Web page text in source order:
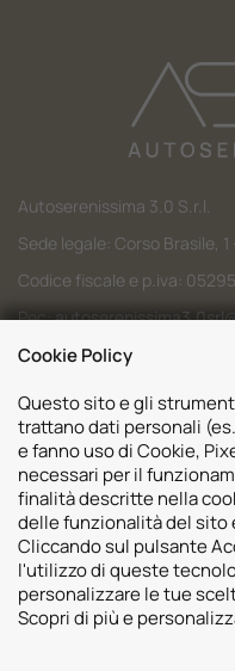
Autoserenissima 3.0 S.r.l.
Sede legale: Corso Brasile, 1
Codice fiscale e p.iva:
Pec:
Codice SDI: M5UXCR1
Sedi
Volvo Padova
Volvo Venezia
Usato Padova
Mazda Padova
Risorse
Valuta il tuo Usato
Contatti
Promozioni
Cookie Policy
Questo sito e gli
trattano dati personali
e fanno uso di Cookie,
necessari per il
finalità descritte nella
delle funzionalità del sito
Cliccando sul pulsante
l'utilizzo di queste
personalizzare le tue
Scopri di più e